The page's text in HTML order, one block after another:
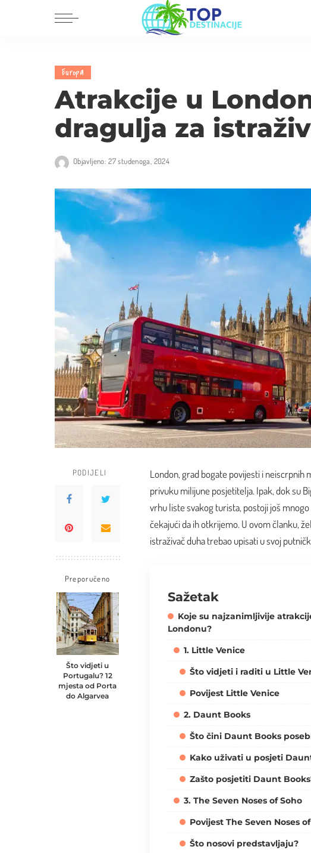
Istra i Kvarner
Središnja Hrvatska
Slavonija i Baranja
Amerika
Azija
Afrika
Australija
Europa
Atrakcije u
dragulja za
Objavljeno: 27 studenoga, 2024
PODIJELI
Preporučeno
Što vidjeti u
Portugalu? 12
mjesta od Porta
do Algarvea
London, grad bogate povijesti i
privuku milijune posjetitelja. Ipak, dok su
vrhu liste svakog turista, postoji još
čekajući da ih otkrijemo. U ovom članku,
istraživač duha trebao upisati u svoj
Sažetak
Koje su najzanimljivije
Londonu?
1. Little Venice
Što vidjeti i raditi u Little
Povijest Little Venice
2. Daunt Books
Što čini Daunt Books
Kako uživati u posjeti
Zašto posjetiti Daunt
3. The Seven Noses of Soho
Povijest The Seven Noses
Što nosovi predstavljaju?